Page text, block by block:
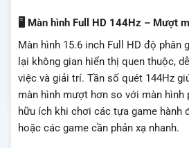
🖥️ Màn hình Full HD 144Hz – Mượt
Màn hình 15.6 inch Full HD độ phân
lại không gian hiển thị quen thuộc,
việc và giải trí. Tần số quét 144Hz
màn hình mượt hơn so với màn hình
hữu ích khi chơi các tựa game hành
hoặc các game cần phản xạ nhanh.